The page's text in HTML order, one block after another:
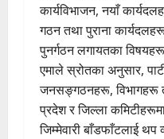
कार्यविभाजन, नयाँ
गठन तथा पुराना
पुनर्गठन लगायतका
एमाले स्रोतका अनुसार,
जनसङ्गठनहरू, विभागहरू
प्रदेश र जिल्ला
जिम्मेवारी बाँडफाँटलाई थप